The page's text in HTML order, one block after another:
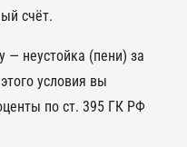
счёт.
— неустойка (пени) за
условия вы
по ст. 395 ГК РФ